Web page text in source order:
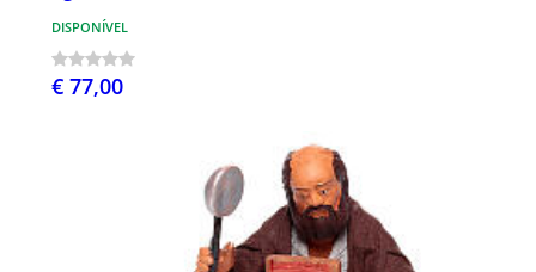
DISPONÍVEL
€ 77,00